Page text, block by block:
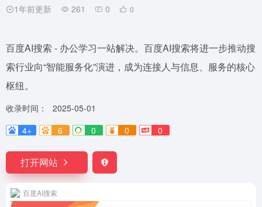
1年前更新 261 0 0
百度AI搜索 - 办公学习一站解决。百度AI搜索将进一步推动搜
索行业向“智能服务化”演进，成为连接人与信息、服务的核心
枢纽。
收录时间：
2025-05-01
4+
6 0 0 0
打开网站
百度AI搜索